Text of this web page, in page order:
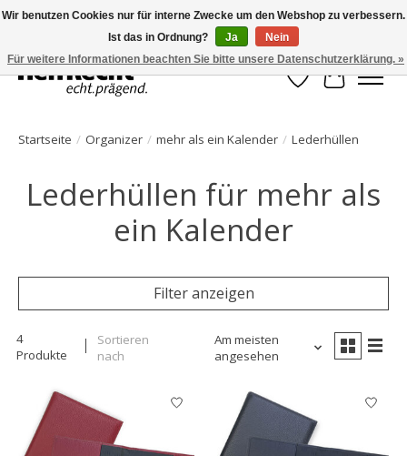
HelfRecht-Planer | Jahresaktualisierungen | Zubehör
Wunschzettel
Ihr
Startseite / Organizer / mehr als ein Kalender / Lederhüllen
Lederhüllen für mehr als
ein Kalender
Filter anzeigen
4
Produkte
Sortieren
nach
Am meisten
angesehen
Wir benutzen Cookies nur für interne Zwecke um den Webshop zu verbessern.
Ist das in Ordnung?
Ja
Nein
Für weitere Informationen beachten Sie bitte unsere Datenschutzerklärung. »